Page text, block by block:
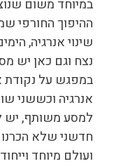
במיוחד משום
ההיפוך החורפי
שינוי אנרגיה,
נצח וגם כאן יש
במפגש על נקודת
אנרגיה וכששני
למסע משותף, יש
חדשני שלא
ועולם מיוחד